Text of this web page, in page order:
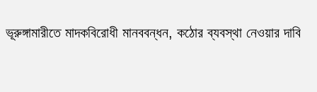
ভূরুঙ্গামারীতে মাদকবিরোধী মানববন্ধন, কঠোর ব্যবস্থা নেওয়ার দাবি